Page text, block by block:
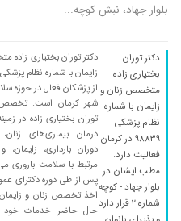
بسیار خوش اخلاق
دکتر خیلی خوب و
بسیار عالی
کاملا خوش اخلاق و
گرفتم
خیلی خوب بوده است
خیلی راضی هستیم
دکتر خوبی هست
بلوار جهاد، نبش کوچه...
دکتر توران
بختیاری زاده
متخصص زنان و
زایمان با شماره
نظام پزشکی
۹۸۸۳۹ در کرمان
فعالیت دارد.
مطب ایشان در
بلوار جهاد - کوچه
شماره ۲ قرار دارد
دکتر توران بختیاری زاده
از پزشکان فعال در حوزه
شهر کرمان است. تخصص
توران بختیاری زاده در
درمان بیماری‌های
دوران بارداری،
مرتبط با سلامت باروری
پس از طی دوره دکترای
اخذ تخصص زنان و
حال حاضر خدمات خود